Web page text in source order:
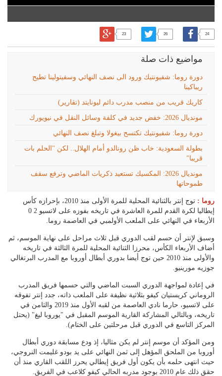
24
26
23
مواضيع ذات صلة
دورة روما: شفيونتيك ورود الى نصف النهائي وسفيتولينا تطيح
ريباكينا
كاريك قريب من منصب مدرب دائم ليونايتد (تقارير)
مونديال 2026: خفض جديد في كلفة وسائل النقل في نيويورك
دورة روما: شفيونتيك تكتسح بيغولا وتبلغ نصف النهائي
بطولة السعودية: خاب ظن رونالدو أمام الهلال.. لكن "الحلم بات
قريبا"
مونديال 2026: المكسيك تستعيد ذكريات الماضي وترفع سقف
طموحاتها
روما :
توج إنتر بالثنائية المحلية للمرة الأولى منذ 2010، بإحرازه كأس
إيطاليا لكرة القدم للمرة العاشرة في تاريخه بفوزه على لاتسيو 2 0
الأربعاء في النهائي على الملعب الأولمبي في العاصمة روما.
وسبق لإنتر أن حسم لقب الدوري قبل ثلاث مراحل على نهاية الموسم، ثم
أضاف الأربعاء الكأس، محرزا الثنائية المحلية للمرة الثالثة في تاريخه
والأولى منذ 2010 حين توج أيضا بدوري أبطال أوروبا مع المدرب البرتغالي
جوزيه مورينيو.
في إعادة لمواجهة الدوري السبت الماضي والتي حسمها فريق المدرب
الروماني كريستيان كيفو بثلاثية نظيفة على الملعب ذاته، جدد إنتر تفوقه
على لاتسيو، حارما نادي العاصمة من لقبه الأول منذ 2019 والثامن في
تاريخه، وبالتالي المشاركة القارية الموسم المقبل في "يوروبا ليغ" (يحتل
المركز التاسع في الدوري قبل مرحلتين على الختام).
ومن المؤكد أن موسم إنتر لم يكن مثاليا، إذ ودع مسابقة دوري أبطال
أوروبا من الملحق المؤهل إلى ثمن النهائي على يد بودو غليمت النروجي،
حيث انتهى حلمه بأن يكون أول فريق إيطالي يحرز اللقب القاري منذ أن
حقق ذلك عام 2010 بوجود مدربه الحالي كيفو كلاعب في الفريق.